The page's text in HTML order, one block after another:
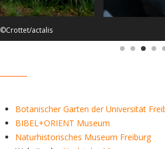
©Crottet/actalis
Botanischer Garten der Universität
BIBEL+ORIENT Museum
Naturhistorisches Museum Freiburg